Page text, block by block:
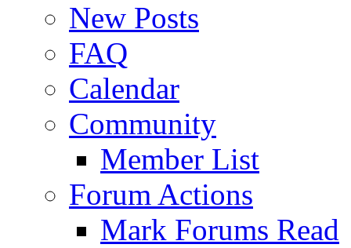
New Posts
FAQ
Calendar
Community
Member List
Forum Actions
Mark Forums Read